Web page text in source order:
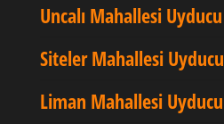
Uncalı Mahallesi Uyducu
Siteler Mahallesi Uyducu
Liman Mahallesi Uyducu